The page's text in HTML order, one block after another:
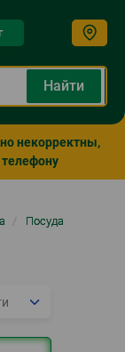
некорректны,
/ Посуда